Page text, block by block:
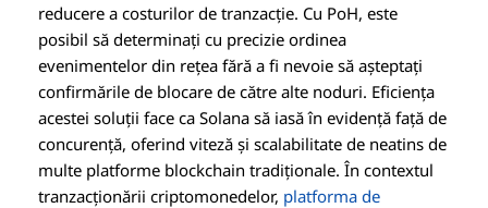
reducere a costurilor de tranzacție. Cu PoH, este
posibil să determinați cu precizie ordinea
evenimentelor din rețea fără a fi nevoie să așteptați
confirmările de blocare de către alte noduri. Eficiența
acestei soluții face ca Solana să iasă în evidență față de
concurență, oferind viteză și scalabilitate de neatins de
multe platforme blockchain tradiționale. În contextul
tranzacționării criptomonedelor, platforma de